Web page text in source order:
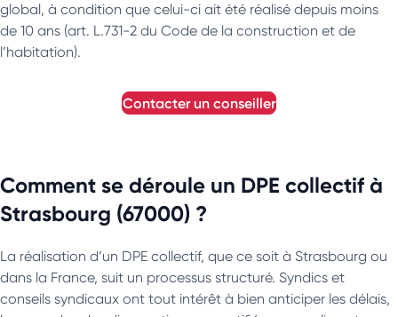
global, à condition que celui-ci ait été réalisé depuis moins
de 10 ans (art. L.731-2 du Code de la construction et de
l’habitation).
contacter un conseiller
Comment se déroule un DPE collectif à
Strasbourg (67000) ?
La réalisation d’un DPE collectif, que ce soit à Strasbourg ou
dans la France, suit un processus structuré. Syndics et
conseils syndicaux ont tout intérêt à bien anticiper les délais,